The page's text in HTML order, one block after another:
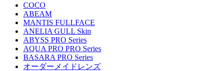
COCO
ABEAM
MANTIS FULLFACE
ANELIA GULL Skin
ABYSS PRO Series
AQUA PRO PRO Series
BASARA PRO Series
オーダーメイドレンズ